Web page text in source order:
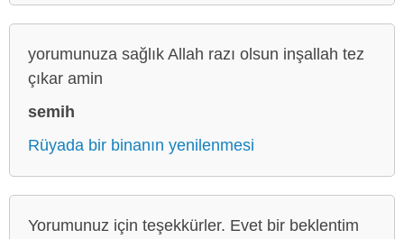
yorumunuza sağlık Allah razı olsun inşallah tez
çıkar amin
semih
Rüyada bir binanın yenilenmesi
Yorumunuz için teşekkürler. Evet bir beklentim